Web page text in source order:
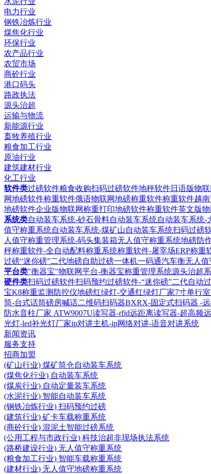
电力行业
钢铁冶炼行业
煤焦化行业
环保行业
农产品行业
农贸市场
商砼行业
港口码头
路政执法
源头治超
运输与物流
新能源行业
畜牧养殖行业
粮食加工行业
原油行业
建筑建材行业
化工行业
软件类过磅软件粮食收购扫码过磅软件地秤软件日语版物
网地磅软件称重软件俄语物联网地磅称重软件称重软件越
地磅软件企业版物联网称重打印地磅软件称重软件英文版
系统类自动装车系统-砂石骨料自动装车系统自动装车系统-
值守称重系统自动装车系统-煤矿山自动装车系统扫码过磅
人值守称重管理系统-码头集装箱无人值守称重系统地磅防
秤称重软件-全自动配料称重系统称重软件-屠宰场ERP称重
过磅“迷你磅”二代地磅自助过磅一体机一码通汽车衡无人
平台类"衡器宝"物联网平台-衡器宝称重管理系统源头治超
硬件类扫码过磅软件扫码预约过磅软件-“迷你磅”二代自动
宝K8称重监测防控仪地磅红绿灯-交通红绿灯厂家7寸单行
筒-台式话筒磅房喊话二维码扫码器BXRX-固定式扫码器 -
防水音柱厂家 ATW9007U读写器-rfid远距离读写器-超高频
光灯-led补光灯厂家ip对讲主机-ip网络对讲-语音对讲系统
新闻资讯
服务支持
招商加盟
(矿山行业) 煤矿筒仓自动装车系统
(煤焦化行业) 自动装车系统
(煤炭行业) 自动定量装车系统
(水泥行业) 智能自动装车系统
(钢铁冶炼行业) 扫码预约过磅
(建筑行业) 矿卡车载称重系统
(商砼行业) 混泥土智能过磅系统
(公用工程与市政行业) 科技治超非现场执法系统
(路桥建设行业) 无人值守称重系统
(粮食加工行业) 智能车载称重系统
(建材行业) 无人值守地磅称重系统